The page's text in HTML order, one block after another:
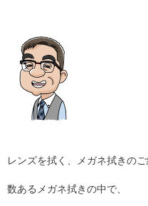
レンズを拭く、メガネ拭きのご
数あるメガネ拭きの中で、